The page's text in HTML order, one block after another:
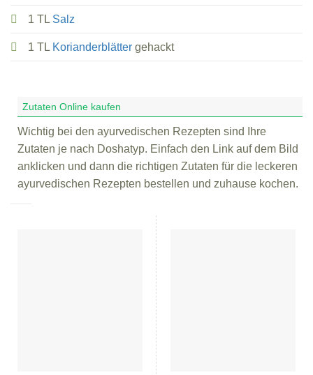
1 TL Salz
1 TL Korianderblätter gehackt
Zutaten Online kaufen
Wichtig bei den ayurvedischen Rezepten sind Ihre
Zutaten je nach Doshatyp. Einfach den Link auf dem Bild
anklicken und dann die richtigen Zutaten für die leckeren
ayurvedischen Rezepten bestellen und zuhause kochen.